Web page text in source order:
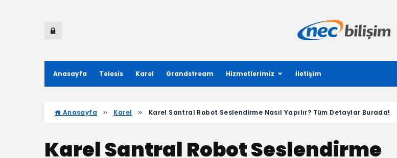
Anasayfa Telesis Karel Grandstream Hizmetlerimiz İletişim
Anasayfa Karel Karel Santral Robot Seslendirme Nasıl Yapılır? Tüm Detaylar Burada!
Karel Santral Robot Seslendirme